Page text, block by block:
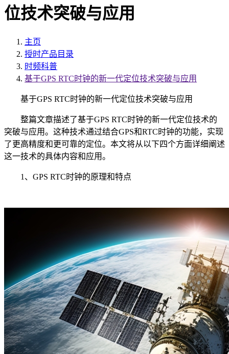
位技术突破与应用
主页
授时产品目录
时频科普
基于GPS RTC时钟的新一代定位技术突破与应用
基于GPS RTC时钟的新一代定位技术突破与应用
整篇文章描述了基于GPS RTC时钟的新一代定位技术的
突破与应用。这种技术通过结合GPS和RTC时钟的功能，实现
了更高精度和更可靠的定位。本文将从以下四个方面详细阐述
这一技术的具体内容和应用。
1、GPS RTC时钟的原理和特点